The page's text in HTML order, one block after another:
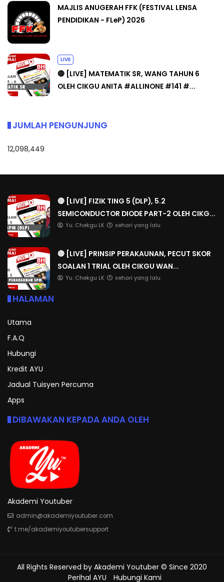
MAJLIS ANUGERAH FFK (FESTIVAL LENSA
PENDIDIKAN - FLeP) 2026
LIVE
🔴 [LIVE] MATEMATIK SR, WANG TAHUN 6
OLEH CIKGU ANITA #ALLINONE #141 #...
JUMLAH PENGUNJUNG
12,098,449
🔴 [LIVE] FIZIK TING 5 (DLP), 5.2
SEMICONDUCTOR DIODE PART-2 OLEH CIKG...
Yu. Chekgu LK sehari yang lalu
🔴 [LIVE] PRINSIP PERAKAUNAN, PECUT SKOR
SOALAN 1 TRIAL OLEH CIKGU WAN...
Yu. Chekgu LK sehari yang lalu
HALAMAN
Utama
F.A.Q
Hubungi
Kredit AYU
Jadual Tuisyen Percuma
Apps
DIBAWAKAN KEPADA ANDA OLEH
Akademi Youtuber
admin@akademiyoutuber.com
t.me/akademiyoutubersupport
All Rights Reserved by Akademi Youtuber © Since 2020
Perihal AYU
Hubungi Kami